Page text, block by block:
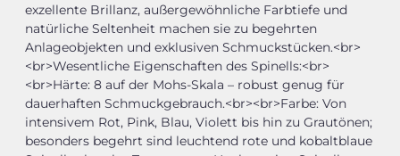
exzellente Brillanz, außergewöhnliche Farbtiefe und
natürliche Seltenheit machen sie zu begehrten
Anlageobjekten und exklusiven Schmuckstücken.<br>
<br>Wesentliche Eigenschaften des Spinells:<br>
<br>Härte: 8 auf der Mohs-Skala – robust genug für
dauerhaften Schmuckgebrauch.<br><br>Farbe: Von
intensivem Rot, Pink, Blau, Violett bis hin zu Grautönen;
besonders begehrt sind leuchtend rote und kobaltblaue